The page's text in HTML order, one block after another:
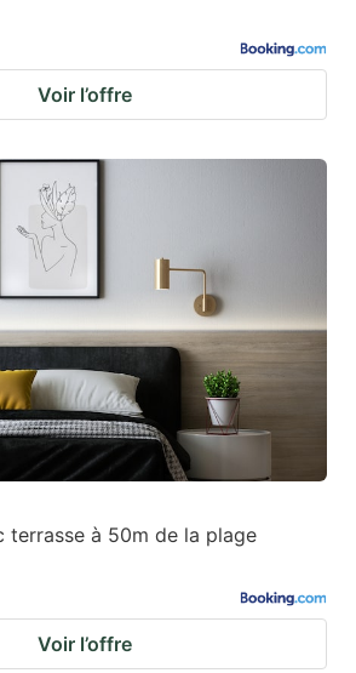
Voir l’offre
terrasse à 50m de la plage
Voir l’offre